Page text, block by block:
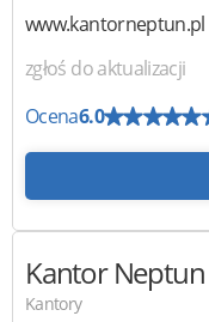
www.kantorneptun.pl
zgłoś do aktualizacji
Ocena6.0
Kantor Neptun
Kantory